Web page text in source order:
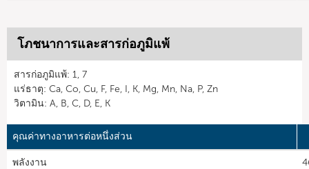
โภชนาการและสารก่อภูมิแพ้
สารก่อภูมิแพ้: 1, 7
แร่ธาตุ: Ca, Co, Cu, F, Fe, I, K, Mg, Mn, Na, P, Zn
วิตามิน: A, B, C, D, E, K
คุณค่าทางอาหารต่อหนึ่งส่วน
พลังงาน